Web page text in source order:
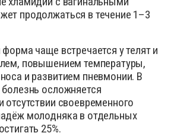
продолжаться в течение 1–3
чаще встречается у телят и
повышением температуры,
и развитием пневмонии. В
осложняется
отсутствии своевременного
молодняка в отдельных
25%.